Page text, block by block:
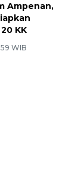
Ampenan,
KK
WIB